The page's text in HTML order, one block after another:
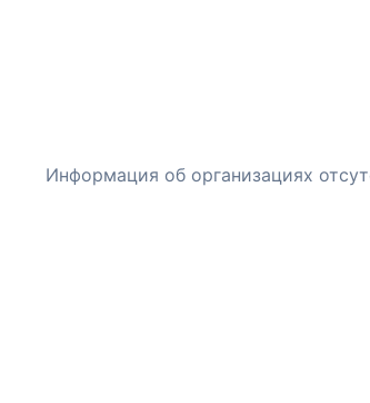
Информация об организациях